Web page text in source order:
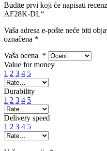
Budite prvi koji će napisati
AF28K-DL“
Vaša adresa e-pošte neće biti
označena *
Vaša ocena *
Value for money
1 2 3 4 5
Durability
1 2 3 4 5
Delivery speed
1 2 3 4 5